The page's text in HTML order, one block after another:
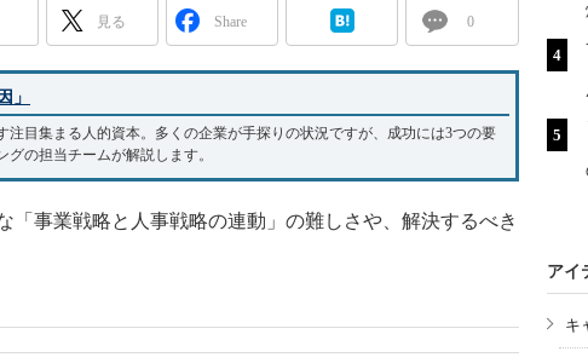
見る Share 0
」
注目集まる人的資本。多くの企業が手探りの状況ですが、成功には3つの要
の担当チームが解説します。
「事業戦略と人事戦略の連動」の難しさや、解決するべき
アイ
キ